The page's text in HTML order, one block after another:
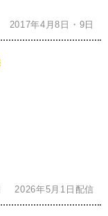
2017年4月8日・9日
2026年5月1日配信